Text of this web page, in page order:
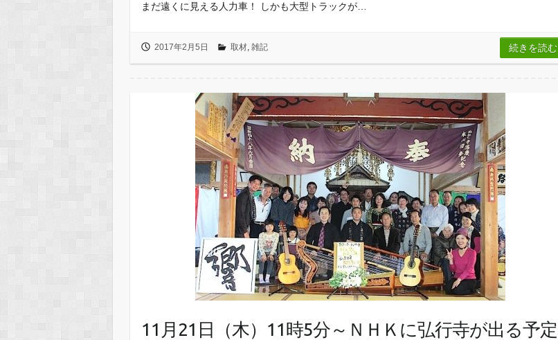
まだ遠くに見える人力車！ しかも大型トラックが…
2017年2月5日 取材, 雑記 続きを読む
11月21日（木）11時5分～ＮＨＫに弘行寺が出る予定